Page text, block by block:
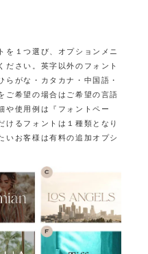
を１つ選び、オプションメニ
ださい。 英字以外のフォント
らがな・カタカナ・中国語・
ご希望の場合はご希望の言語
や使用例は『フォントペー
けるフォントは１種類となり
いお客様は有料の追加オプシ